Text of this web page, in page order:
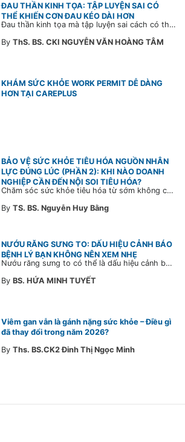
ĐAU THẦN KINH TỌA: TẬP LUYỆN SAI CÓ
THỂ KHIẾN CƠN ĐAU KÉO DÀI HƠN
Đau thần kinh tọa mà tập luyện sai cách có thể khiến cơn đau trở nặng và kéo dài thời gian hồi phục. Tham khảo chia sẻ của Bác sĩ CarePlus để nắm các động tác cần tránh và có góc nhìn đúng về phương pháp điều trị phù hợp trong bài viết sau.
By ThS. BS. CKI NGUYỄN VĂN HOÀNG TÂM
KHÁM SỨC KHỎE WORK PERMIT DỄ DÀNG
HƠN TẠI CAREPLUS
BẢO VỆ SỨC KHỎE TIÊU HÓA NGUỒN NHÂN
LỰC ĐÚNG LÚC (PHẦN 2): KHI NÀO DOANH
NGHIỆP CẦN ĐẾN NỘI SOI TIÊU HÓA?
Chăm sóc sức khỏe tiêu hóa từ sớm không chỉ giúp phát hiện bệnh kịp thời mà còn góp phần xây dựng đội ngũ khỏe mạnh, ổn định và gắn bó lâu dài. CarePlus sẵn sàng đồng hành cùng doanh nghiệp trong việc thiết kế chương trình chăm sóc sức khỏe phù hợp theo từng nhân sự, nhằm tối ưu hiệu quả đầu tư phúc lợi và phát triển nguồn nhân lực bền vững.
By TS. BS. Nguyễn Huy Bằng
NƯỚU RĂNG SƯNG TO: DẤU HIỆU CẢNH BÁO
BỆNH LÝ BẠN KHÔNG NÊN XEM NHẸ
Nướu răng sưng to có thể là dấu hiệu cảnh báo bệnh lý răng miệng. Cùng Bác sĩ CarePlus tìm hiểu nguyên nhân, triệu chứng và thời điểm cần đi khám bác sĩ trong bài viết dưới đây.
By BS. HỨA MINH TUYẾT
Viêm gan vẫn là gánh nặng sức khỏe – Điều gì
đã thay đổi trong năm 2026?
By Ths. BS.CK2 Đinh Thị Ngọc Minh